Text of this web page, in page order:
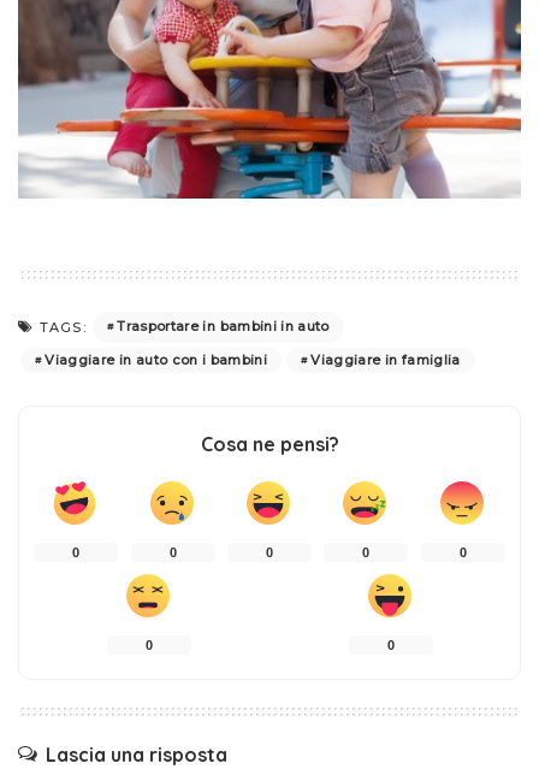
TAGS:
Trasportare in bambini in auto
Viaggiare in auto con i bambini
Viaggiare in famiglia
Cosa ne pensi?
0 0 0 0 0
0 0
Lascia una risposta